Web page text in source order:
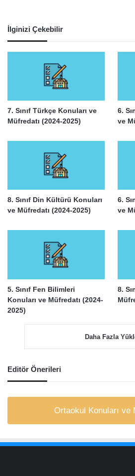
İlginizi Çekebilir
7. Sınıf Türkçe Konuları ve
Müfredatı (2024-2025)
6.
ve
8. Sınıf Din Kültürü Konuları
ve Müfredatı (2024-2025)
6.
ve
5. Sınıf Fen Bilimleri
Konuları ve Müfredatı (2024-
2025)
8.
Daha Fazla
Editör Önerileri
Ortaokul Konuları ve